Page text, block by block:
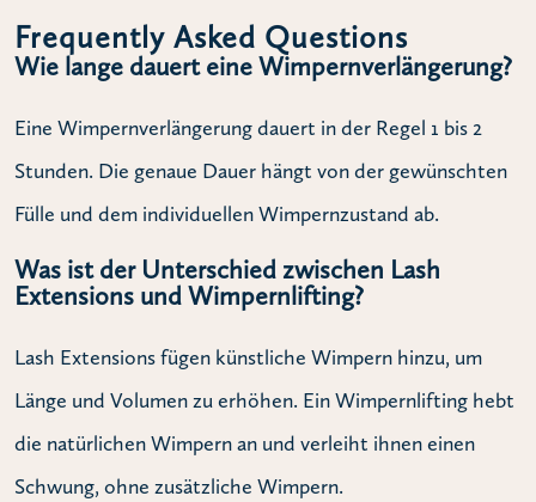
Frequently Asked Questions
Wie lange dauert eine Wimpernverlängerung?
Eine Wimpernverlängerung dauert in der Regel 1 bis 2
Stunden. Die genaue Dauer hängt von der gewünschten
Fülle und dem individuellen Wimpernzustand ab.
Was ist der Unterschied zwischen Lash
Extensions und Wimpernlifting?
Lash Extensions fügen künstliche Wimpern hinzu, um
Länge und Volumen zu erhöhen. Ein Wimpernlifting hebt
die natürlichen Wimpern an und verleiht ihnen einen
Schwung, ohne zusätzliche Wimpern.